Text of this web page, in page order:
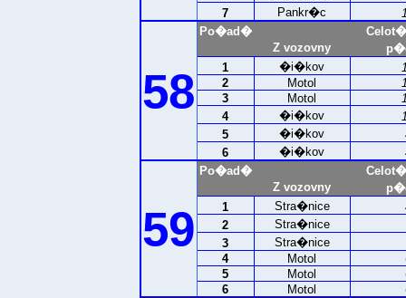
7
Pankr�c
58
Po�ad�
Z vozovny
1
�i�kov
2
Motol
3
Motol
4
�i�kov
5
�i�kov
6
�i�kov
59
Po�ad�
Z vozovny
1
Stra�nice
2
Stra�nice
3
Stra�nice
4
Motol
5
Motol
6
Motol